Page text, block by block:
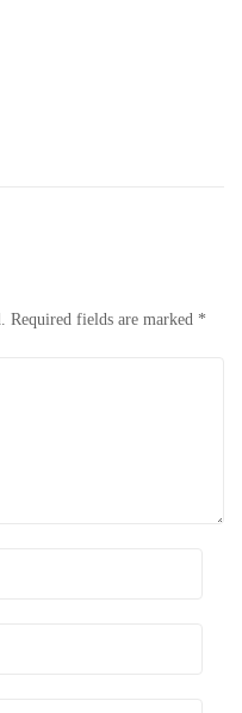
Required fields are marked *